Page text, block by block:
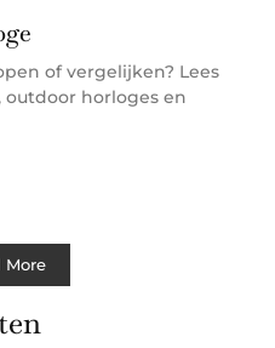
of vergelijken? Lees
outdoor horloges en
More